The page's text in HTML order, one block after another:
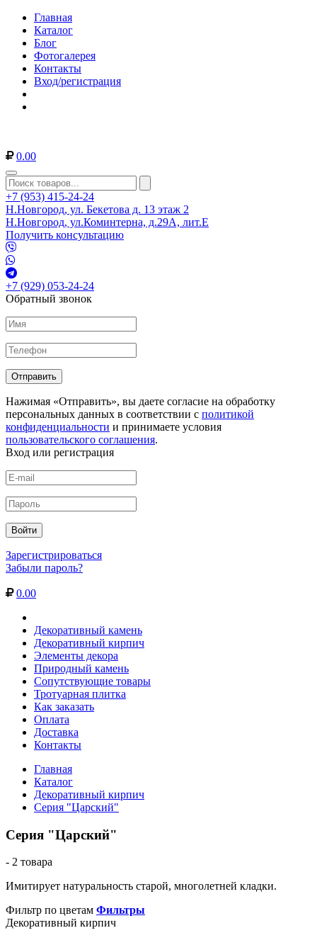
Главная
Каталог
Блог
Фотогалерея
Контакты
Вход/регистрация
0.00
+7 (953) 415-24-24
Н.Новгород, ул. Бекетова д. 13 этаж 2
Н.Новгород, ул.Коминтерна, д.29А, лит.Е
Получить консультацию
+7 (929) 053-24-24
Обратный звонок
Нажимая «Отправить», вы даете согласие на обработку
персональных данных в соответствии с политикой
конфиденциальности и принимаете условия
пользовательского соглашения.
Вход или регистрация
Зарегистрироваться
Забыли пароль?
0.00
Декоративный камень
Декоративный кирпич
Элементы декора
Природный камень
Сопутствующие товары
Тротуарная плитка
Как заказать
Оплата
Доставка
Контакты
Главная
Каталог
Декоративный кирпич
Серия "Царский"
Серия "Царский"
- 2 товара
Имитирует натуральность старой, многолетней кладки.
Фильтр по цветам Фильтры
Декоративный кирпич